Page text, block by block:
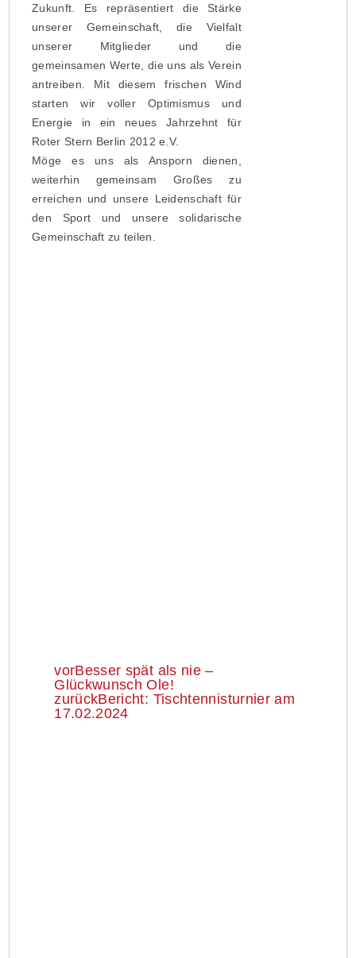
Zukunft. Es repräsentiert die Stärke
unserer Gemeinschaft, die Vielfalt
unserer Mitglieder und die
gemeinsamen Werte, die uns als Verein
antreiben. Mit diesem frischen Wind
starten wir voller Optimismus und
Energie in ein neues Jahrzehnt für
Roter Stern Berlin 2012 e.V.
Möge es uns als Ansporn dienen,
weiterhin gemeinsam Großes zu
erreichen und unsere Leidenschaft für
den Sport und unsere solidarische
Gemeinschaft zu teilen.
vorBesser spät als nie –
Glückwunsch Ole!
zurückBericht: Tischtennisturnier am
17.02.2024